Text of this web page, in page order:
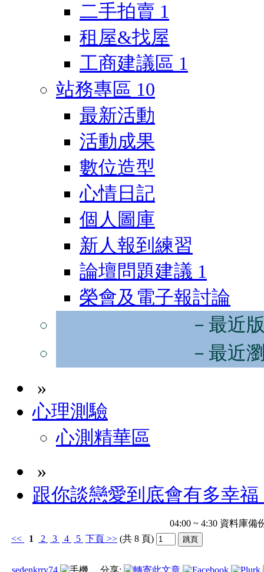
二手拍賣 1
租屋&找屋
工商建議區 1
站務專區 10
最新活動
活動成果
數位造型
心情日記
個人圖庫
新人報到練習
論壇問題建議 1
榮會及電子報討論
－最近
－最近
»
心理測驗
心測精華區
»
跟你談戀愛到底會有多幸福
04:00 ~ 4:30 資料庫
<<
1 2 3 4 5 下頁 >> (共 8 頁)
sedenkrry74 分享: